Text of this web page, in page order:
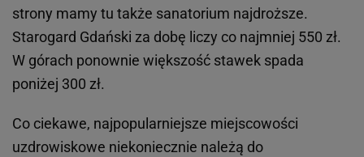
strony mamy tu także sanatorium najdroższe.
Starogard Gdański za dobę liczy co najmniej 550 zł.
W górach ponownie większość stawek spada
poniżej 300 zł.
Co ciekawe, najpopularniejsze miejscowości
uzdrowiskowe niekoniecznie należą do